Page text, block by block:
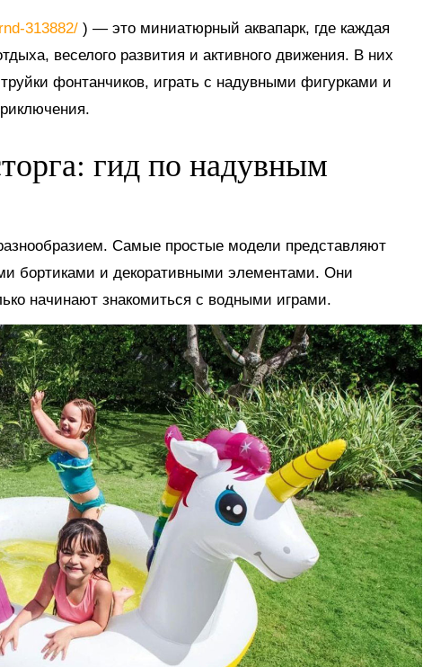
313882/ ) — это миниатюрный аквапарк, где каждая
веселого развития и активного движения. В них
фонтанчиков, играть с надувными фигурками и
гид по надувным
Самые простые модели представляют
бортиками и декоративными элементами. Они
начинают знакомиться с водными играми.